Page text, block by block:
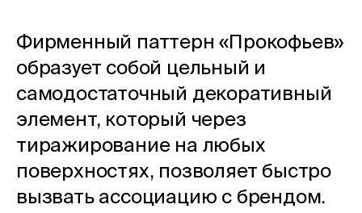
Фирменный паттерн «Прокофьев»
образует собой цельный и
самодостаточный декоративный
элемент, который через
тиражирование на любых
поверхностях, позволяет быстро
вызвать ассоциацию с брендом.